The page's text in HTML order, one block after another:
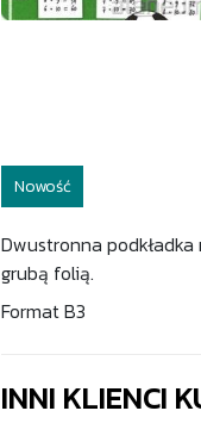
Nowość
Dwustronna
grubą folią.
Format B3
INNI KLIENCI